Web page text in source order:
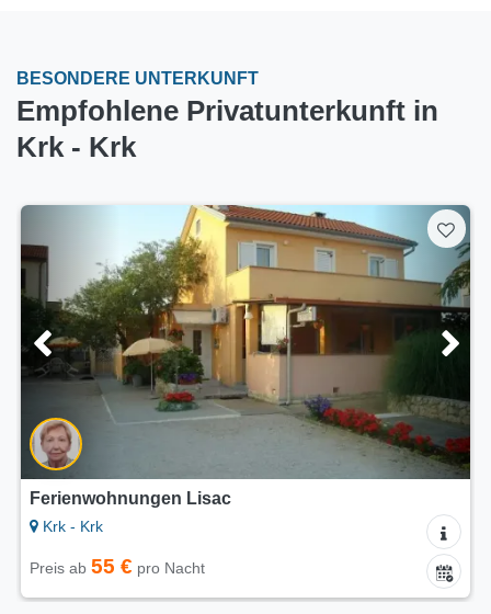
BESONDERE UNTERKUNFT
Empfohlene Privatunterkunft in
Krk - Krk
Ferienwohnungen Lisac
Krk - Krk
Preis ab 55 € pro Nacht